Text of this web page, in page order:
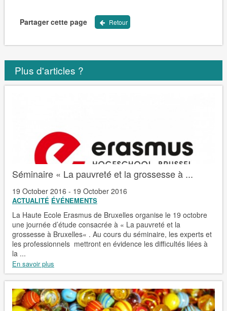
Partager cette page Retour
Plus d'articles ?
Séminaire « La pauvreté et la grossesse à ...
19 October 2016 - 19 October 2016
ACTUALITÉ ÉVÉNEMENTS
La Haute Ecole Erasmus de Bruxelles organise le 19 octobre
une journée d’étude consacrée à « La pauvreté et la
grossesse à Bruxelles« . Au cours du séminaire, les experts et
les professionnels mettront en évidence les difficultés liées à
la ...
En savoir plus